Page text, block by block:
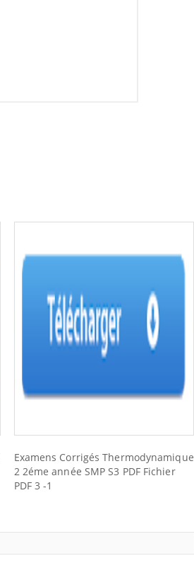
Examens Corrigés Thermodynamique
2 2éme année SMP S3 PDF Fichier
PDF 3 -1